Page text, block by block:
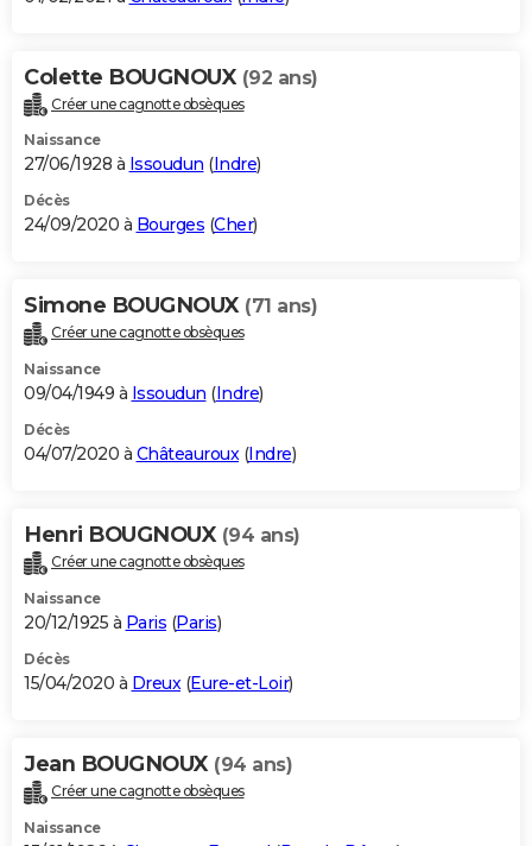
Colette BOUGNOUX (92 ans)
Créer une cagnotte obsèques
Naissance
27/06/1928 à Issoudun (Indre)
Décès
24/09/2020 à Bourges (Cher)
Simone BOUGNOUX (71 ans)
Créer une cagnotte obsèques
Naissance
09/04/1949 à Issoudun (Indre)
Décès
04/07/2020 à Châteauroux(Indre)
Henri BOUGNOUX (94 ans)
Créer une cagnotte obsèques
Naissance
20/12/1925 à Paris (Paris)
Décès
15/04/2020 à Dreux(Eure-et-Loir)
Jean BOUGNOUX (94 ans)
Créer une cagnotte obsèques
Naissance